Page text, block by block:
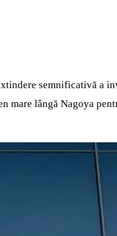
semnificativă
lângă Nagoya